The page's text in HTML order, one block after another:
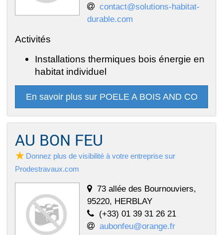
contact@solutions-habitat-
durable.com
Activités
Installations thermiques bois énergie en
habitat individuel
En savoir plus sur POELE A BOIS AND CO
AU BON FEU
Donnez plus de visibilité à votre entreprise sur
Prodestravaux.com
73 allée des Bournouviers,
95220, HERBLAY
(+33) 01 39 31 26 21
aubonfeu@orange.fr